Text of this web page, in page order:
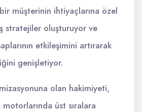
müşterinin ihtiyaçlarına özel
stratejiler oluşturuyor ve
etkileşimini artırarak
genişletiyor.
olan hakimiyeti,
üst sıralara